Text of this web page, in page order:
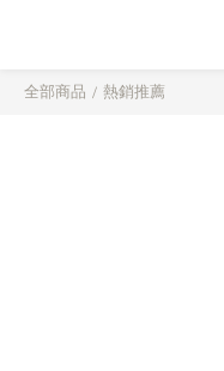
全部商品 / 熱銷推薦